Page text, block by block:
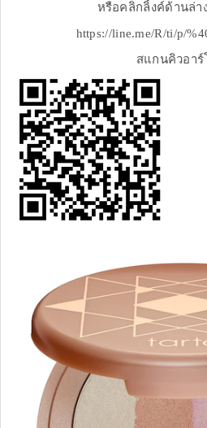
หรือคลิกลิ้งค์ด้านล่า
https://line.me/R/ti/p/
สแกนคิวอาร์